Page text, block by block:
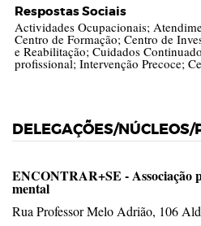
Respostas Sociais
Actividades Ocupacionais;
Centro de Formação; Centro de
e Reabilitação; Cuidados
profissional; Intervenção Precoce;
DELEGAÇÕES/NÚCLEOS/
ENCONTRAR+SE - Associação
mental
Rua Professor Melo Adrião, 106